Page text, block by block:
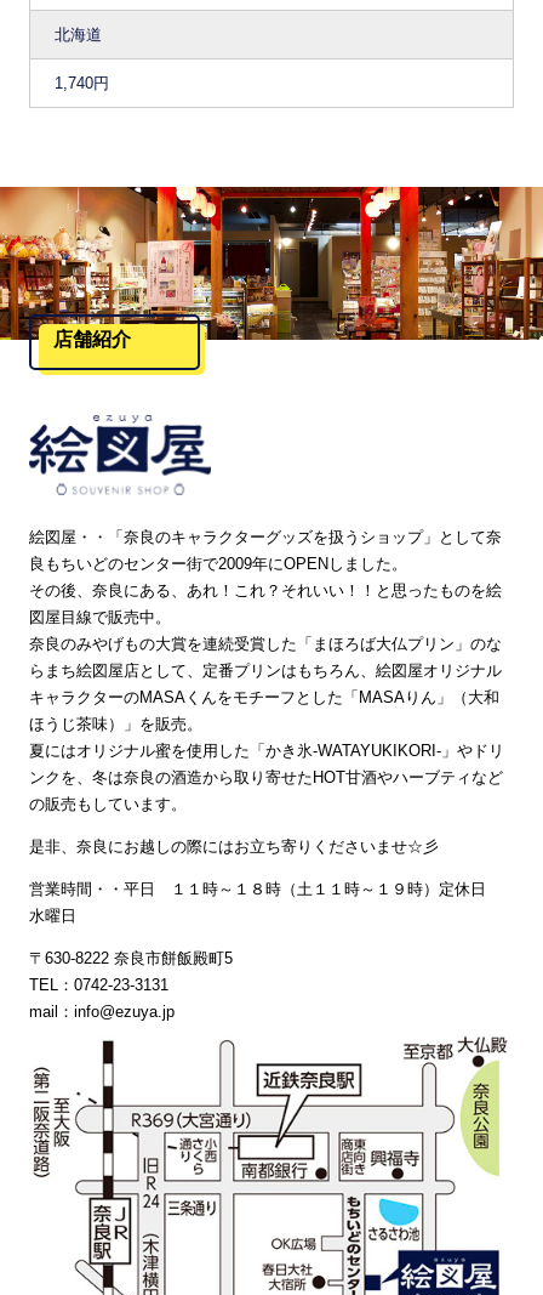
北海道
1,740円
店舗紹介
絵図屋・・「奈良のキャラクターグッズを扱うショップ」として奈
良もちいどのセンター街で2009年にOPENしました。
その後、奈良にある、あれ！これ？それいい！！と思ったものを絵
図屋目線で販売中。
奈良のみやげもの大賞を連続受賞した「まほろば大仏プリン」のな
らまち絵図屋店として、定番プリンはもちろん、絵図屋オリジナル
キャラクターのMASAくんをモチーフとした「MASAりん」（大和
ほうじ茶味）」を販売。
夏にはオリジナル蜜を使用した「かき氷‐WATAYUKIKORI‐」やドリ
ンクを、冬は奈良の酒造から取り寄せたHOT甘酒やハーブティなど
の販売もしています。
是非、奈良にお越しの際にはお立ち寄りくださいませ☆彡
営業時間・・平日 １１時～１８時（土１１時～１９時）定休日
水曜日
〒630-8222 奈良市餅飯殿町5
TEL：0742-23-3131
mail：info@ezuya.jp